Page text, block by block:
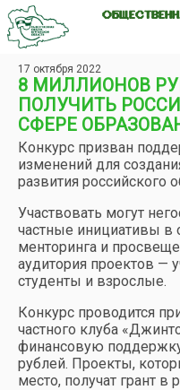
17 октября 2022
8 МИЛЛИОНОВ
ПОЛУЧИТЬ
СФЕРЕ
Конкурс призван
изменений для
развития российского
Участвовать могут
частные инициативы в
менторинга и
аудитория проектов —
студенты и взрослые.
Конкурс проводится
частного клуба
финансовую
рублей. Проекты,
место, получат грант в